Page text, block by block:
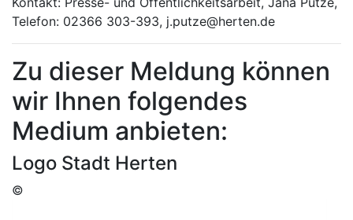
Telefon: 02366 303-393, j.putze@herten.de
Zu dieser Meldung können
wir Ihnen folgendes
Medium anbieten:
Logo Stadt Herten
©